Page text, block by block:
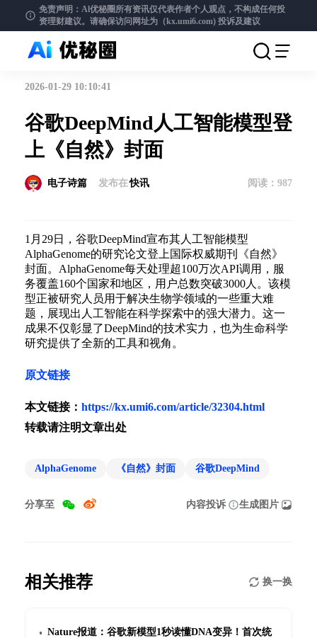
免责声明：Al优秘圈所有资讯仅代表作者个人观点，不构成任何投
资理财建议。请确保访问网址为（kx.umi6.com) 投诉及建议
2026-01-29 10:10:41
谷歌DeepMind人工智能模型登
上《自然》封面
电子诗篇 发布在快讯 阅读： 987
1月29日，谷歌DeepMind宣布其人工智能模型
AlphaGenome的研究论文登上国际权威期刊《自然》
封面。AlphaGenome每天处理超100万次API调用，服
务覆盖160个国家和地区，用户总数突破3000人。该模
型正被研究人员用于解决生物学领域的一些重大难
题，展现出人工智能在科学探索中的强大潜力。这一
成果不仅彰显了DeepMind的技术实力，也为生命科学
研究提供了全新的工具和视角。
原文链接
本文链接： https://kx.umi6.com/article/32304.html
转载请注明文章出处
AlphaGenome 《自然》封面 谷歌DeepMind
分享至 内容投诉 生成图片
相关推荐 换一换
Nature报道：谷歌新模型1秒读懂DNA变异！首次统